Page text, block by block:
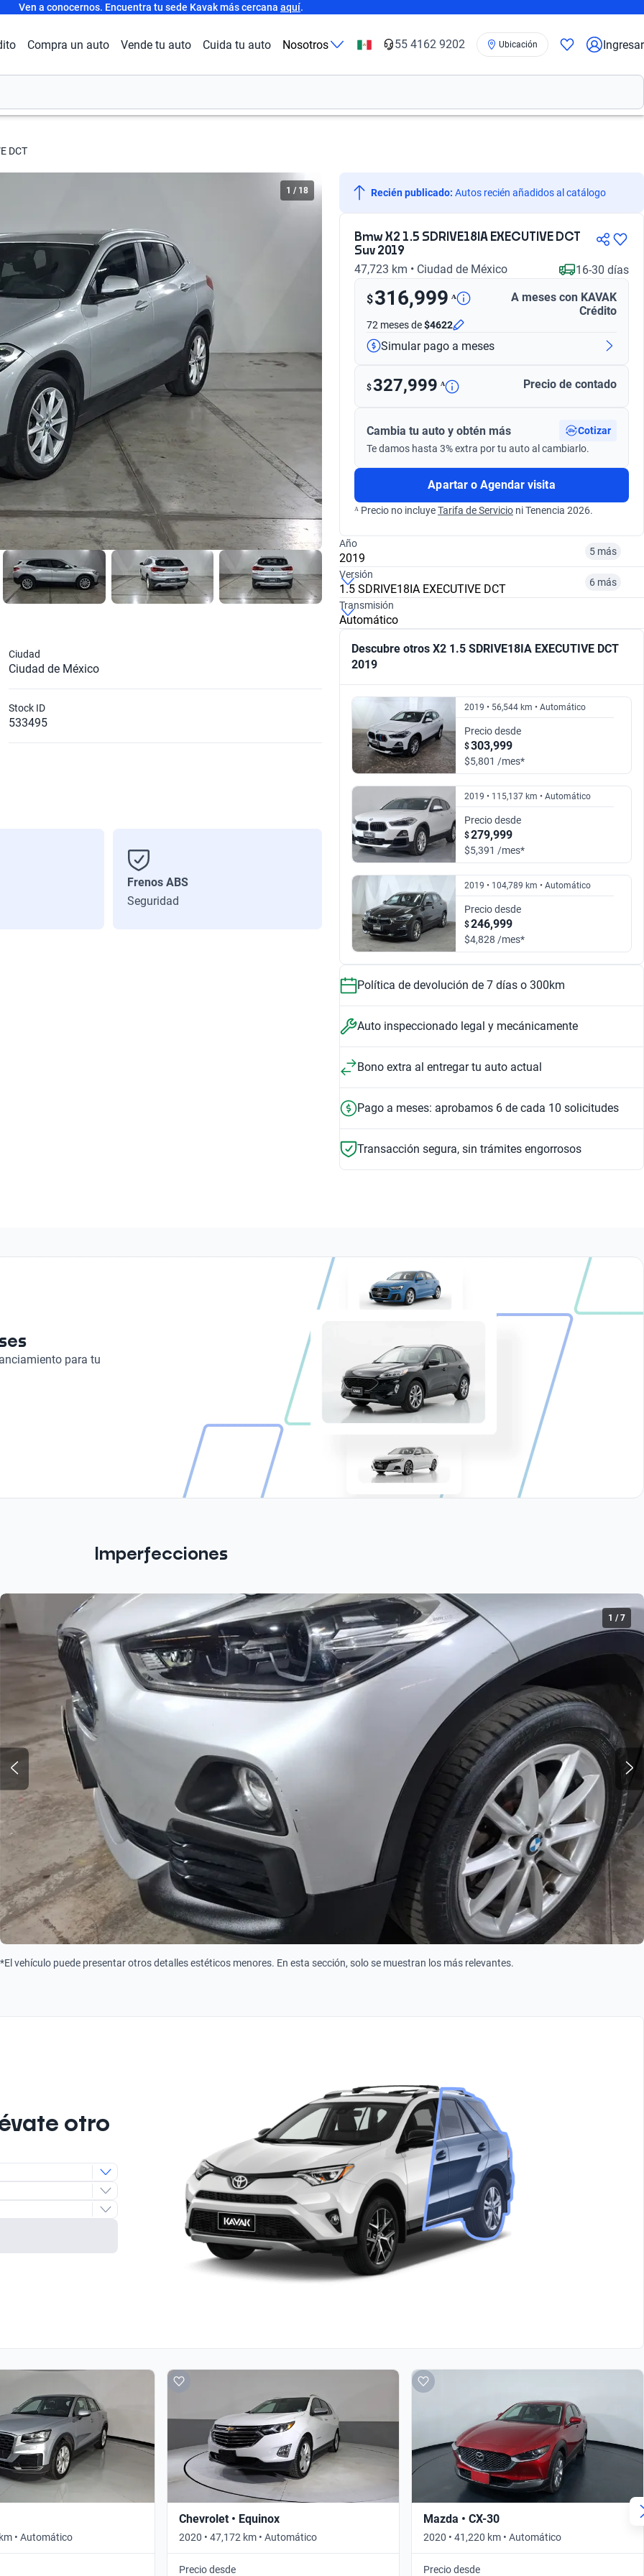
Ven a conocernos. Encuentra tu sede Kavak más cercana aquí.
Compra un auto Vende tu auto Cuida tu auto Nosotros 55 4162 9202 Ubicación Ingresar
DCT
Recién publicado: Autos recién añadidos al catálogo
Bmw X2 1.5 SDRIVE18IA EXECUTIVE DCT
Suv 2019
47,723 km • Ciudad de México 16-30 días
A meses con KAVAK
Crédito
$316,999 ᴬ
72 mesesde$4622
Simular pago a meses
Precio de contado
$327,999 ᴬ
Cambia tu auto y obtén más
Cotizar
Te damos hasta 3% extra por tu auto al cambiarlo.
Apartar o Agendar visita
ᴬ Precio no incluyeTarifa de Servicio ni Tenencia 2026.
Año
2019 5 más
¿Comparar versiones? → Pregúntale a KOPI
2020
$349,999
2022
$407,999
$465,999
2026
$965,999
Versión
1.5 SDRIVE18IA EXECUTIVE DCT 6 más
¿Comparar versiones? → Pregúntale a KOPI
2.0 M35I XDRIVE AUTO
$965,999 $407,999
2.0 SDRIVE20IA EXECUTIVE PLUS DCT
1.5 SDRIVE18I DCT
$468,999
2.0 M35IA
$451,999
Transmisión
Automático
Descubre otros X2 1.5 SDRIVE18IA EXECUTIVE DCT
2019
2019 • 56,544 km • Automático
Precio desde
$303,999
$5,801 /mes*
2019 • 115,137 km • Automático
Precio desde
$279,999
$5,391 /mes*
2019 • 104,789 km • Automático
Precio desde
$246,999
$4,828 /mes*
Política de devolución de 7 días o 300km
Auto inspeccionado legal y mecánicamente
Bono extra al entregar tu auto actual
Pago a meses: aprobamos 6 de cada 10 solicitudes
Transacción segura, sin trámites engorrosos
1 / 18
Ciudad de México
Ciudad
533495
Stock ID
Frenos ABS
Seguridad
para tu
Imperfecciones
1 /7
*El vehículo puede presentar otros detalles estéticos menores. En esta sección, solo se muestran los más relevantes.
otro
• Automático
Chevrolet • Equinox
2020 • 47,172 km • Automático
Precio desde
Mazda • CX-30
2020 • 41,220 km • Automático
Precio desde